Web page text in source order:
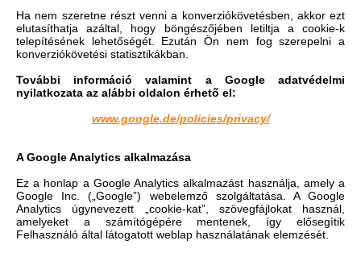
Ha nem szeretne részt venni a konverziókövetésben, akkor ezt
elutasíthatja azáltal, hogy böngészőjében letiltja a cookie-k
telepítésének lehetőségét. Ezután Ön nem fog szerepelni a
konverziókövetési statisztikákban.
További információ valamint a Google adatvédelmi
nyilatkozata az alábbi oldalon érhető el:
www.google.de/policies/privacy/
A Google Analytics alkalmazása
Ez a honlap a Google Analytics alkalmazást használja, amely a
Google Inc. („Google”) webelemző szolgáltatása. A Google
Analytics úgynevezett „cookie-kat”, szövegfájlokat használ,
amelyeket a számítógépére mentenek, így elősegítik
Felhasználó által látogatott weblap használatának elemzését.